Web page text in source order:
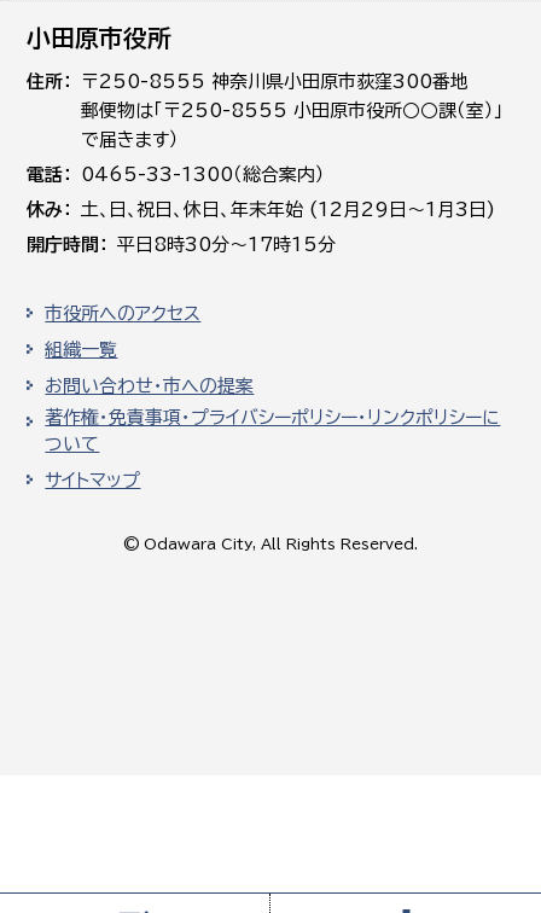
小田原市役所
住所
〒250-8555 神奈川県小田原市荻窪300番地
郵便物は「〒250-8555 小田原市役所○○課（室）」
で届きます）
電話
0465-33-1300（総合案内）
休み
土､日､祝日、休日、年末年始 (12月29日～1月3日)
開庁時間
平日8時30分～17時15分
市役所へのアクセス
組織一覧
お問い合わせ・市への提案
著作権・免責事項・プライバシーポリシー・リンクポリシーに
ついて
サイトマップ
© Odawara City, All Rights Reserved.